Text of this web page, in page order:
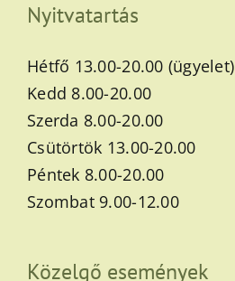
Nyitvatartás
Hétfő 13.00-20.00 (ügyelet)
Kedd 8.00-20.00
Szerda 8.00-20.00
Csütörtök 13.00-20.00
Péntek 8.00-20.00
Szombat 9.00-12.00
Közelgő események